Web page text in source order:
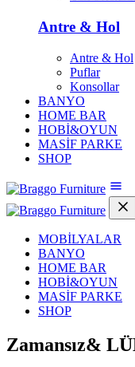
Antre & Hol
Antre & Hol
Puflar
Konsollar
BANYO
HOME BAR
HOBİ&OYUN
MASİF PARKE
SHOP
MOBİLYALAR
BANYO
HOME BAR
HOBİ&OYUN
MASİF PARKE
SHOP
Zamansız&